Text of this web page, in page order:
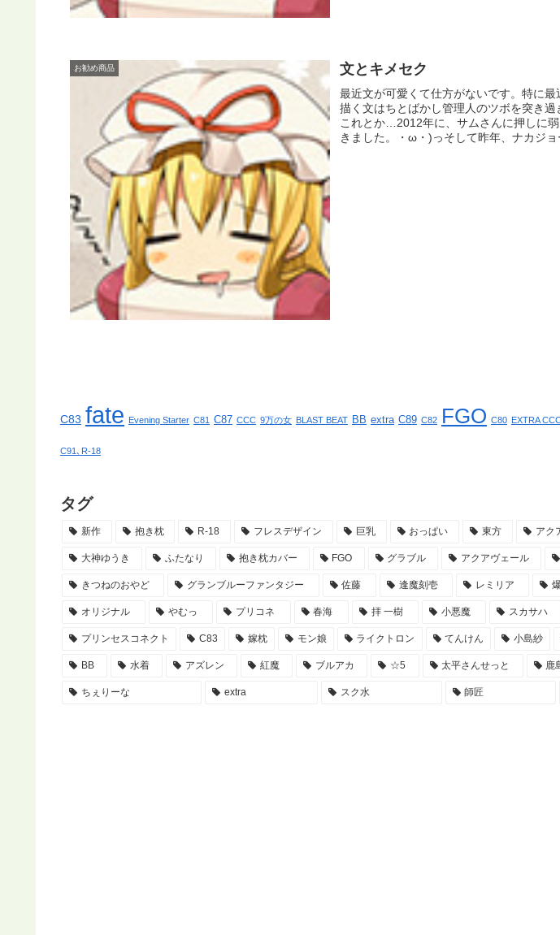
お勧め商品 文とキメセク
最近文が可愛くて仕方がないです。特に
描く文はちとばかし管理人のツボを突き過
これとか…2012年に、サムさんに押しに
きました。・ω・)っそして昨年、ナカジョ
C83 fate Evening Starter C81 C87 CCC 9万の女 BLAST BEAT BB extra C89 C82 FGO C80 EXTRA
C91､R-18
タグ
新作 抱き枕 R-18 フレスデザイン 巨乳 おっぱい 東方 アク
大神ゆうき ふたなり 抱き枕カバー FGO グラブル アクアヴェール
きつねのおやど グランブルーファンタジー 佐藤 逢魔刻壱 レミリア
オリジナル やむっ プリコネ 春海 拝 一樹 小悪魔 スカサハ
プリンセスコネクト C83 嫁枕 モン娘 ライクトロン てんけん 小島紗
BB 水着 アズレン 紅魔 ブルアカ ☆5 太平さんせっと 鹿
ちぇりーな extra スク水 師匠